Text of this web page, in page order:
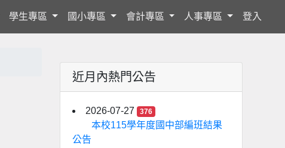
學生專區 國小專區 會計專區 人事專區 登入
近月內熱門公告
2026-07-27 376
本校115學年度國中部編班結果
公告